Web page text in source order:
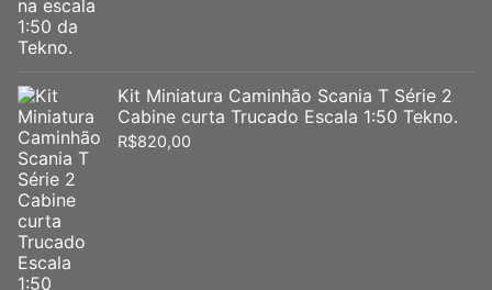
Kit Miniatura Caminhão Scania T Série 2
Cabine curta Trucado Escala 1:50 Tekno.
R$820,00